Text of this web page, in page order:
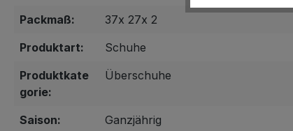
Packmaß:
37x 27x 2
Produktart:
Schuhe
Produktkate
gorie:
Überschuhe
Saison:
Ganzjährig